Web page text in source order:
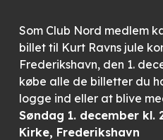
Som Club Nord medlem
billet til Kurt Ravns jule
Frederikshavn, den 1.
købe alle de billetter du
logge ind eller at blive
Søndag 1. december kl.
Kirke, Frederikshavn